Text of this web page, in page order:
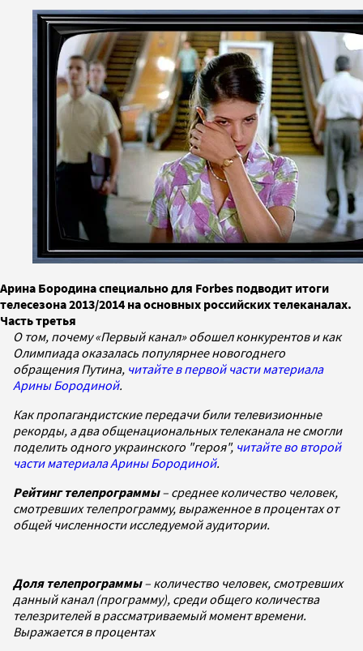
Арина Бородина специально для Forbes подводит итоги
телесезона 2013/2014 на основных российских телеканалах.
Часть третья
О том, почему «Первый канал» обошел конкурентов и как
Олимпиада оказалась популярнее новогоднего
обращения Путина, читайте в первой части материала
Арины Бородиной.
Как пропагандистские передачи били телевизионные
рекорды, а два общенациональных телеканала не смогли
поделить одного украинского "героя", читайте во второй
части материала Арины Бородиной.
Рейтинг телепрограммы– среднее количество человек,
смотревших телепрограмму, выраженное в процентах от
общей численности исследуемой аудитории.
Доля телепрограммы– количество человек, смотревших
данный канал (программу), среди общего количества
телезрителей в рассматриваемый момент времени.
Выражается в процентах